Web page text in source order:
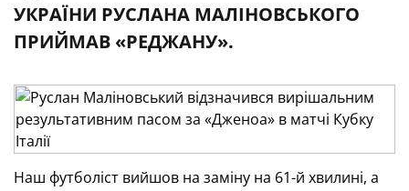
УКРАЇНИ РУСЛАНА МАЛІНОВСЬКОГО
ПРИЙМАВ «РЕДЖАНУ».
Наш футболіст вийшов на заміну на 61-й хвилині, а